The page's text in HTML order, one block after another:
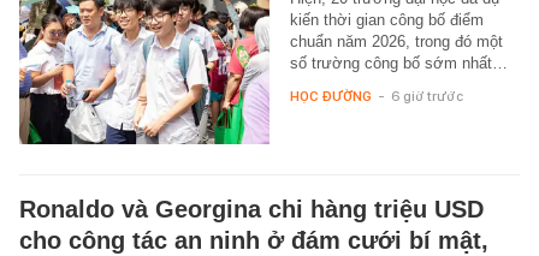
kiến thời gian công bố điểm
chuẩn năm 2026, trong đó một
số trường công bố sớm nhất…
HỌC ĐƯỜNG - 6 giờ trước
Ronaldo và Georgina chi hàng triệu USD
cho công tác an ninh ở đám cưới bí mật,